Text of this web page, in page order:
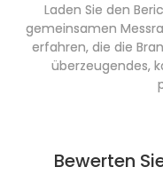
Laden Sie den
gemeinsamen
erfahren, die die
überzeugendes,
Bewerten